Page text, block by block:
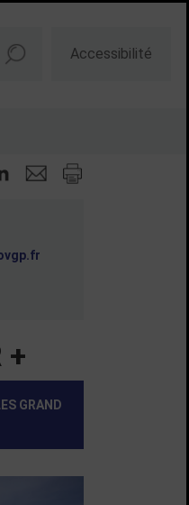
Accessibilité
+
GRAND